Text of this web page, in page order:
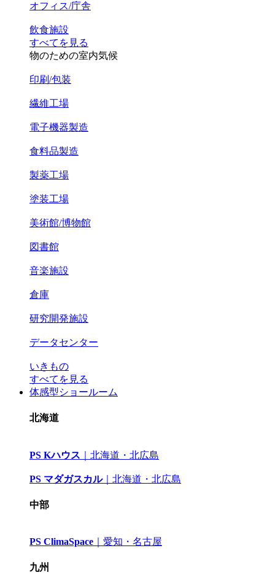
オフィス/庁舎
飲食施設
すべてを見る
物のための室内気候
印刷/包装
繊維工場
電子機器製造
食料品製造
製薬工場
塗装工場
美術館/博物館
図書館
音楽施設
倉庫
研究開発施設
データセンター
いきもの
すべてを見る
体感型ショールーム
北海道
PS Kハウス 北海道・北広島
PS マダガスカル｜ 北海道・北広島
中部
PS ClimaSpace 愛知・名古屋
九州